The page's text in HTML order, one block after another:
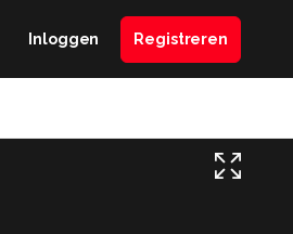
Inloggen Registreren